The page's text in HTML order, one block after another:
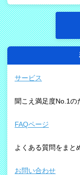
サービス
聞こえ満足度No.1の
FAQページ
よくある質問をまと
お問い合わせ